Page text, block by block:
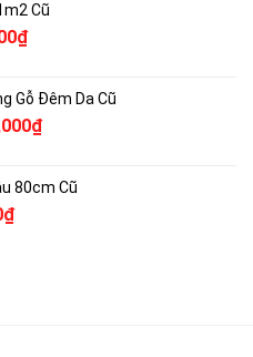
là:
500,000₫.
Cũ
₫Giá
là:
850,000₫.
Gỗ Đêm Da Cũ
₫Giá
là:
80cm Cũ
₫Giá